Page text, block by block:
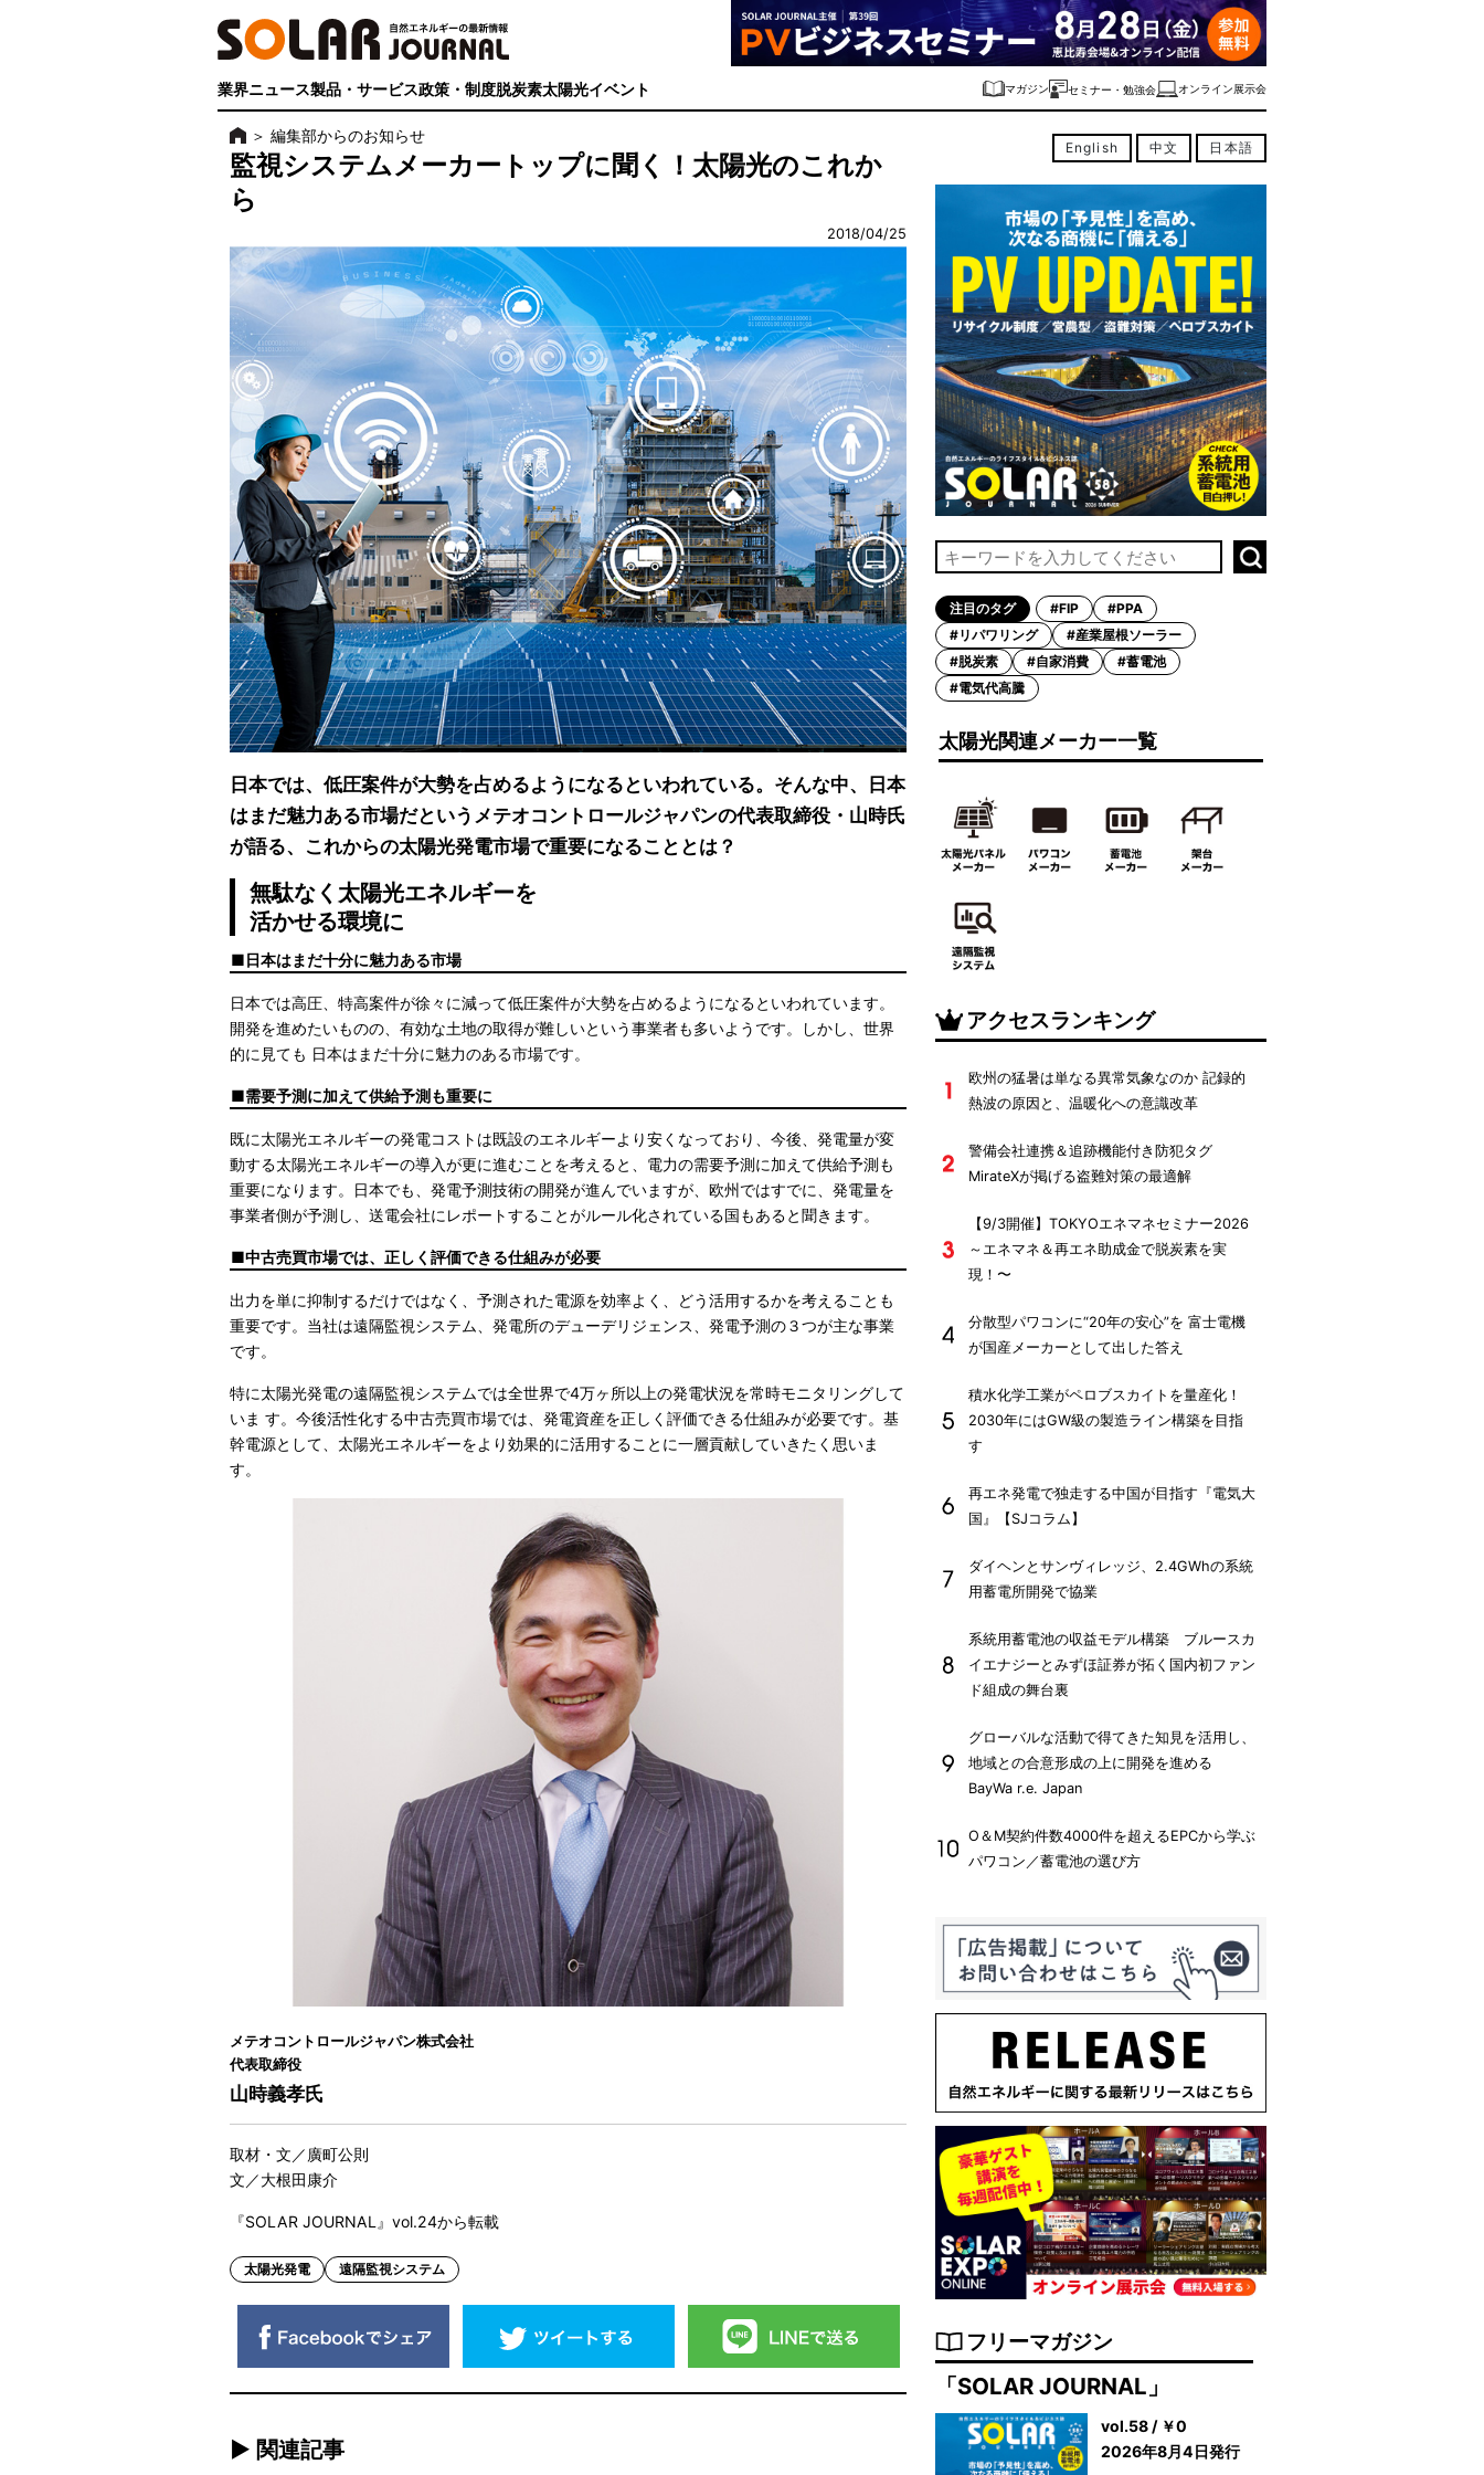
業界ニュース製品・サービス政策・制度脱炭素太陽光イベント マガジン セミナー・勉強会 オンライン展示会
＞編集部からのお知らせ
監視システムメーカートップに聞く！太陽光のこれか
ら
2018/04/25
日本では、低圧案件が大勢を占めるようになるといわれている。そんな中、日本
はまだ魅力ある市場だというメテオコントロールジャパンの代表取締役・山時氏
が語る、これからの太陽光発電市場で重要になることとは？
無駄なく太陽光エネルギーを
活かせる環境に
日本はまだ十分に魅力ある市場
日本では高圧、特高案件が徐々に減って低圧案件が大勢を占めるようになるといわれています。
開発を進めたいものの、有効な土地の取得が難しいという事業者も多いようです。しかし、世界
的に見ても 日本はまだ十分に魅力のある市場です。
需要予測に加えて供給予測も重要に
既に太陽光エネルギーの発電コストは既設のエネルギーより安くなっており、今後、発電量が変
動する太陽光エネルギーの導入が更に進むことを考えると、電力の需要予測に加えて供給予測も
重要になります。日本でも、発電予測技術の開発が進んでいますが、欧州ではすでに、発電量を
事業者側が予測し、送電会社にレポートすることがルール化されている国もあると聞きます。
中古売買市場では、正しく評価できる仕組みが必要
出力を単に抑制するだけではなく、予測された電源を効率よく、どう活用するかを考えることも
重要です。当社は遠隔監視システム、発電所のデューデリジェンス、発電予測の３つが主な事業
です。
特に太陽光発電の遠隔監視システムでは全世界で4万ヶ所以上の発電状況を常時モニタリングして
いま す。今後活性化する中古売買市場では、発電資産を正しく評価できる仕組みが必要です。基
幹電源として、太陽光エネルギーをより効果的に活用することに一層貢献していきたく思いま
す。
メテオコントロールジャパン株式会社
代表取締役
山時義孝氏
取材・文／廣町公則
文／大根田康介
『SOLAR JOURNAL』vol.24から転載
太陽光発電 遠隔監視システム
► 関連記事
English 中文 日本語
注目のタグ #FIP
#PPA
#リパワリング
#産業屋根ソーラー
#脱炭素
#自家消費
#蓄電池
#電気代高騰
太陽光関連メーカー一覧
アクセスランキング
欧州の猛暑は単なる異常気象なのか 記録的
熱波の原因と、温暖化への意識改革
警備会社連携＆追跡機能付き防犯タグ
MirateXが掲げる盗難対策の最適解
【9/3開催】TOKYOエネマネセミナー2026
～エネマネ＆再エネ助成金で脱炭素を実
現！〜
分散型パワコンに“20年の安心”を 富士電機
が国産メーカーとして出した答え
積水化学工業がペロブスカイトを量産化！
2030年にはGW級の製造ライン構築を目指
す
再エネ発電で独走する中国が目指す『電気大
国』【SJコラム】
ダイヘンとサンヴィレッジ、2.4GWhの系統
用蓄電所開発で協業
系統用蓄電池の収益モデル構築 ブルースカ
イエナジーとみずほ証券が拓く国内初ファン
ド組成の舞台裏
グローバルな活動で得てきた知見を活用し、
地域との合意形成の上に開発を進める
BayWa r.e. Japan
O＆M契約件数4000件を超えるEPCから学ぶ
パワコン／蓄電池の選び方
フリーマガジン
「SOLAR JOURNAL」
vol.58 / ￥0
2026年8月4日発行